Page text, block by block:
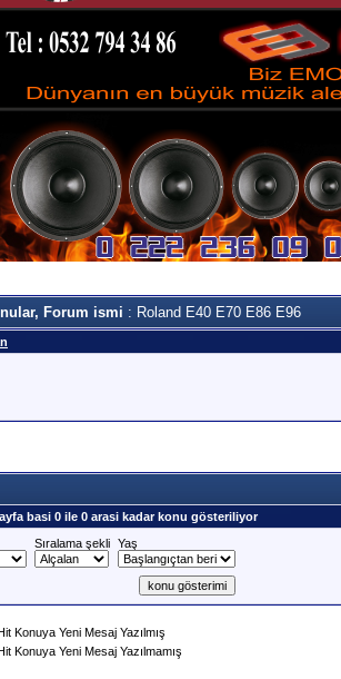
Forum ismi : Roland E40 E70 E86 E96
basi 0 ile 0 arasi kadar konu gösteriliyor
Sıralama şekli Yaş
Konuya Yeni Mesaj Yazılmış
Konuya Yeni Mesaj Yazılmamış